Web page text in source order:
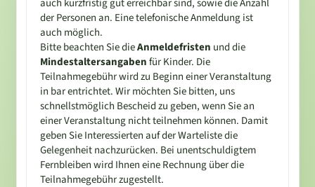
der Personen an. Eine telefonische Anmeldung ist
auch möglich.
Bitte beachten Sie dieAnmeldefristen und die
Mindestaltersangaben für Kinder. Die
Teilnahmegebühr wird zu Beginn einer Veranstaltung
in bar entrichtet. Wir möchten Sie bitten, uns
schnellstmöglich Bescheid zu geben, wenn Sie an
einer Veranstaltung nicht teilnehmen können. Damit
geben Sie Interessierten auf der Warteliste die
Gelegenheit nachzurücken. Bei unentschuldigtem
Fernbleiben wird Ihnen eine Rechnung über die
Teilnahmegebühr zugestellt.